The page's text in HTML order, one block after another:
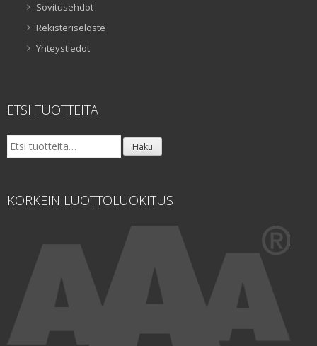
Sovitusehdot
Rekisteriseloste
Yhteystiedot
ETSI TUOTTEITA
Etsi: Haku
KORKEIN LUOTTOLUOKITUS